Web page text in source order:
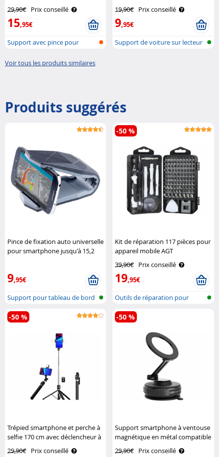
29,90€ Prix conseillé
15,95€
Support avec pince pour
19,90€ Prix conseillé
9,95€
Support de voiture sur lecteur
Voir tous les produits similaires
Produits suggérés
Pince de fixation auto universelle
pour smartphone jusqu'à 15,2
9,95€
Support pour tableau de bord
de voi..
Kit de réparation 117 pièces pour
appareil mobile AGT
39,90€ Prix conseillé
19,95€
-50 %
Outils de réparation pour
Smartphon..
Trépied smartphone et perche à
selfie 170 cm avec déclencheur à
distance et éclairage LED
29,90€ Prix conseillé
-50 %
Support smartphone à ventouse
magnétique en métal compatible
29,90€ Prix conseillé
-50 %